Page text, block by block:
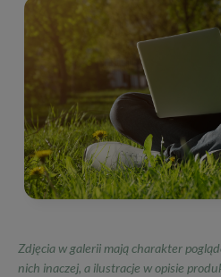
Zdjęcia w galerii mają charakter
nich inaczej, a ilustracje w opisie